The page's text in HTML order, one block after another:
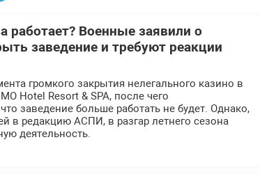
работает? Военные заявили о
заведение и требуют реакции
громкого закрытия нелегального казино в
Hotel Resort & SPA, после чего
заведение больше работать не будет. Однако,
в редакцию АСПИ, в разгар летнего сезона
деятельность.